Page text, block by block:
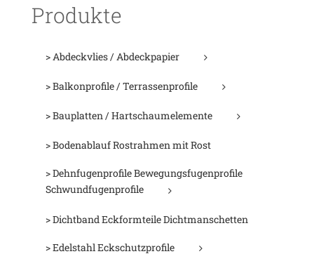
Produkte
> Abdeckvlies / Abdeckpapier
> Balkonprofile / Terrassenprofile
> Bauplatten / Hartschaumelemente
> Bodenablauf Rostrahmen mit Rost
> Dehnfugenprofile Bewegungsfugenprofile
Schwundfugenprofile
> Dichtband Eckformteile Dichtmanschetten
> Edelstahl Eckschutzprofile